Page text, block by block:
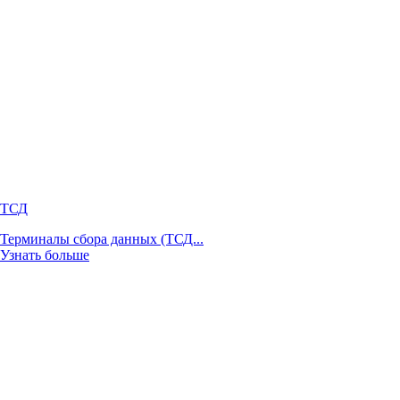
ТСД
Терминалы сбора данных (ТСД...
Узнать больше